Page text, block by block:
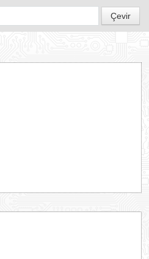
TƏDBİRLƏR
PROQRAMLAR
Çevir